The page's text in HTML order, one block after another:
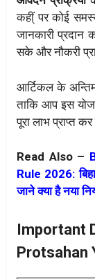
कही्ं पर कोई
जानकारी प्रदान
सके और नौकरी
आर्टिकल के
ताकि आप इस
पूरा लाभ प्राप्त
Read Also –
Rule 2026:
जाने क्या है नया
Important
Protsahan